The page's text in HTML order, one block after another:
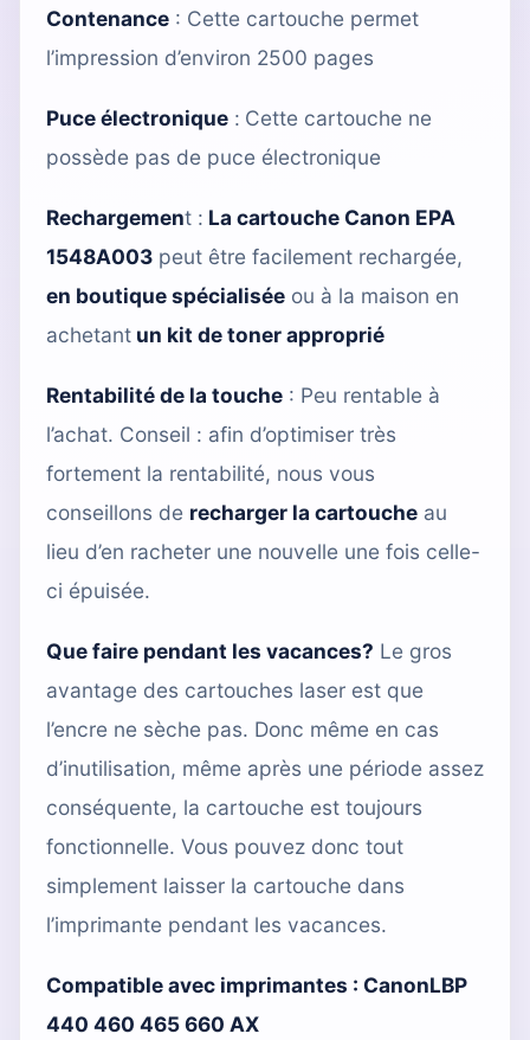
Contenance : Cette cartouche permet
l’impression d’environ 2500 pages
Puce électronique : Cette cartouche ne
possède pas de puce électronique
Rechargement : La cartouche Canon EPA
1548A003 peut être facilement rechargée,
en boutique spécialisée ou à la maison en
achetant un kit de toner approprié
Rentabilité de la touche : Peu rentable à
l’achat. Conseil : afin d’optimiser très
fortement la rentabilité, nous vous
conseillons de recharger la cartouche au
lieu d’en racheter une nouvelle une fois celle-
ci épuisée.
Que faire pendant les vacances? Le gros
avantage des cartouches laser est que
l’encre ne sèche pas. Donc même en cas
d’inutilisation, même après une période assez
conséquente, la cartouche est toujours
fonctionnelle. Vous pouvez donc tout
simplement laisser la cartouche dans
l’imprimante pendant les vacances.
Compatible avec imprimantes : CanonLBP
440 460 465 660 AX